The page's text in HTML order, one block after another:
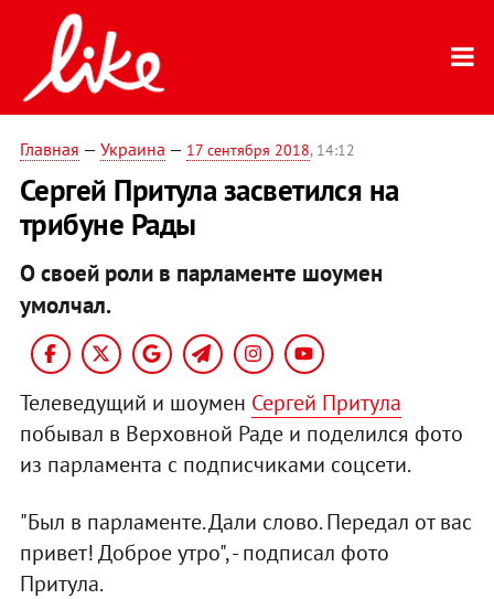
Главная — Украина — 17 сентября 2018, 14:12
Сергей Притула засветился на
трибуне Рады
О своей роли в парламенте шоумен
умолчал.
Телеведущий и шоумен Сергей Притула
побывал в Верховной Раде и поделился фото
из парламента с подписчиками соцсети.
"Был в парламенте. Дали слово. Передал от вас
привет! Доброе утро", - подписал фото
Притула.